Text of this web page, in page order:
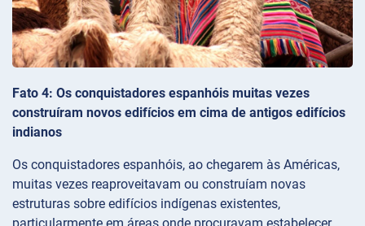
Fato 4: Os conquistadores espanhóis muitas vezes
construíram novos edifícios em cima de antigos edifícios
indianos
Os conquistadores espanhóis, ao chegarem às Américas,
muitas vezes reaproveitavam ou construíam novas
estruturas sobre edifícios indígenas existentes,